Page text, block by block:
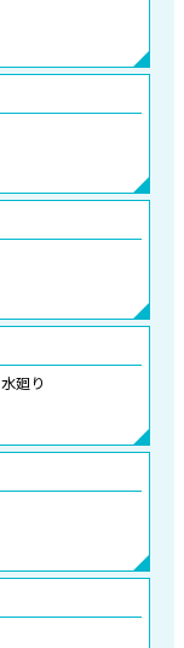
廻り